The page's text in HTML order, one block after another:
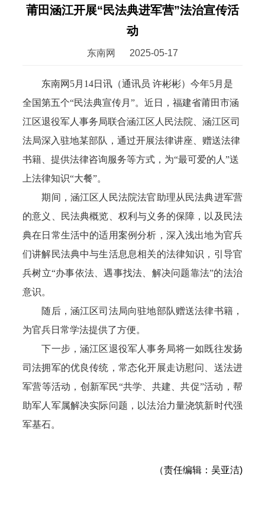
莆田涵江开展“民法典进军营”法治宣传活
动
东南网 2025-05-17
东南网5月14日讯（通讯员 许彬彬）今年5月是
全国第五个“民法典宣传月”。近日，福建省莆田市涵
江区退役军人事务局联合涵江区人民法院、涵江区司
法局深入驻地某部队，通过开展法律讲座、赠送法律
书籍、提供法律咨询服务等方式，为“最可爱的人”送
上法律知识“大餐”。
期间，涵江区人民法院法官助理从民法典进军营
的意义、民法典概览、权利与义务的保障，以及民法
典在日常生活中的适用案例分析，深入浅出地为官兵
们讲解民法典中与生活息息相关的法律知识，引导官
兵树立“办事依法、遇事找法、解决问题靠法”的法治
意识。
随后，涵江区司法局向驻地部队赠送法律书籍，
为官兵日常学法提供了方便。
下一步，涵江区退役军人事务局将一如既往发扬
司法拥军的优良传统，常态化开展走访慰问、送法进
军营等活动，创新军民“共学、共建、共促”活动，帮
助军人军属解决实际问题，以法治力量浇筑新时代强
军基石。
（责任编辑：吴亚洁)